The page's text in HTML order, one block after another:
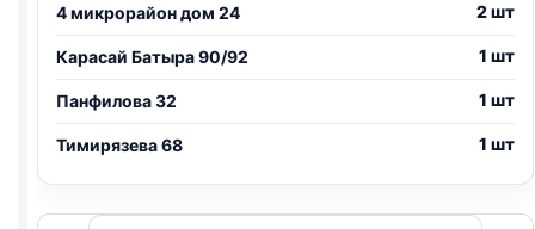
4 микрорайон дом 24 2 шт
Карасай Батыра 90/92 1 шт
Панфилова 32 1 шт
Тимирязева 68 1 шт